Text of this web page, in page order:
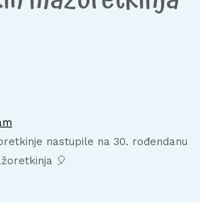
nastupile na 30. rođendanu
🎈